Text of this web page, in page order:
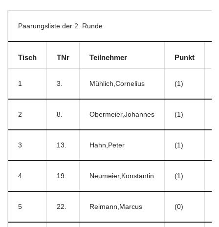
Paarungsliste der 2. Runde
Tisch TNr Teilnehmer Punkt
1 3. Mühlich,Cornelius (1)
2 8. Obermeier,Johannes (1)
3 13. Hahn,Peter (1)
4 19. Neumeier,Konstantin (1)
5 22. Reimann,Marcus (0)